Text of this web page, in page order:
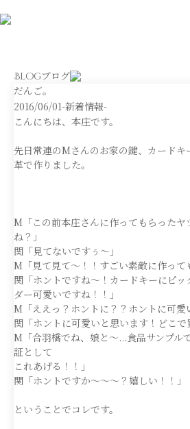
Blogブログ
だんご。
2016/06/01-新着情報-
こんにちは、本庄です。
先日常連のMさんのお家の鍵、カードキ
革で作りました。
M「この前本庄さんに作ってもらったヤ
ね？」
関「見てないですぅ〜」
M「見て見て〜！！すごい素敵に作って
関「ホントですね〜！カードキーにピ
ダー可愛いですね！！」
M「ええっ？ホントに？？ホントに可愛
関「ホントに可愛いと思います！どこで
M「合羽橋でね、娘と〜...食品サンプル
証として
これあげる！！」
関「ホントですか〜〜〜？嬉しい！！」
ということでコレです。